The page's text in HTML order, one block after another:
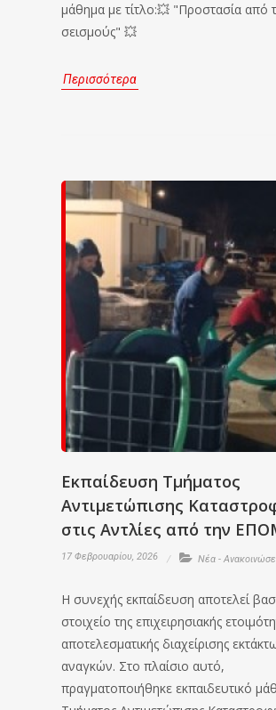
μάθημα με τίτλο:💥 "Προστασία από
σεισμούς" 💥
Περισσότερα
Εκπαίδευση Τμήματος
Αντιμετώπισης
στις Αντλίες από την
17 Φεβρουαρίου, 2026 Νέα -
Η συνεχής εκπαίδευση αποτελεί
στοιχείο της επιχειρησιακής
αποτελεσματικής διαχείρισης
αναγκών. Στο πλαίσιο αυτό,
πραγματοποιήθηκε εκπαιδευτικό